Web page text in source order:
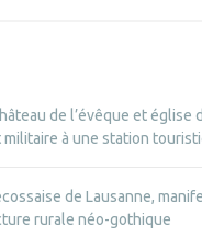
de l’évêque et église
militaire à une station
de Lausanne,
rurale néo-gothique